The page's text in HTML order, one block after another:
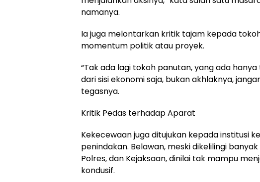
namanya.
Ia juga melontarkan kritik tajam kepada
momentum politik atau proyek.
“Tak ada lagi tokoh panutan, yang ada
dari sisi ekonomi saja, bukan akhlaknya,
tegasnya.
Kritik Pedas terhadap Aparat
Kekecewaan juga ditujukan kepada institusi
penindakan. Belawan, meski dikelilingi
Polres, dan Kejaksaan, dinilai tak mampu
kondusif.